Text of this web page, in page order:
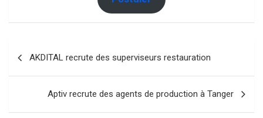
l’article
AKDITAL recrute des superviseurs restauration
Aptiv recrute des agents de production à Tanger